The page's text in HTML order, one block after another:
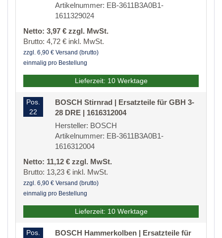
Artikelnummer: EB-3611B3A0B1-
1611329024
Netto: 3,97 € zzgl. MwSt.
Brutto: 4,72 € inkl. MwSt.
zzgl. 6,90 € Versand (brutto)
einmalig pro Bestellung
Lieferzeit: 10 Werktage
Pos.
22
BOSCH Stirnrad | Ersatzteile für GBH 3-
28 DRE | 1616312004
Hersteller: BOSCH
Artikelnummer: EB-3611B3A0B1-
1616312004
Netto: 11,12 € zzgl. MwSt.
Brutto: 13,23 € inkl. MwSt.
zzgl. 6,90 € Versand (brutto)
einmalig pro Bestellung
Lieferzeit: 10 Werktage
Pos.
BOSCH Hammerkolben | Ersatzteile für